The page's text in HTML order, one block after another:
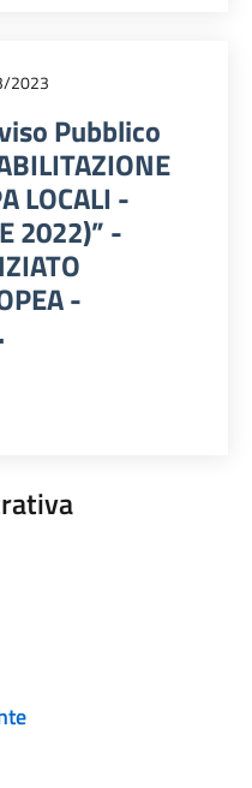
2023
Pubblico
LOCALI -
2022)” -
-
DISSEMINAZIONE AVVISO